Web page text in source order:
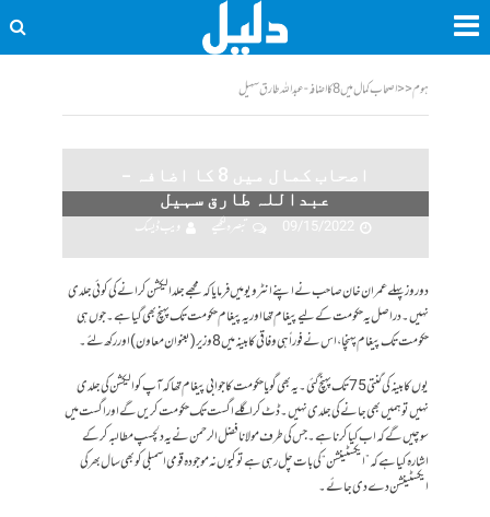
ہوم<<اصحاب کمال میں 8 کا اضافہ - عبداللہ طارق سہیل
اصحاب کمال میں 8 کا اضافہ –
عبداللہ طارق سہیل
09/15/2022
تبصرہ لکھیے ویب ڈیسک
دو روز پہلے عمران خان صاحب نے اپنے انٹرویو میں فرمایا کہ مجھے جلد الیکشن کرانے کی کوئی جلدی
نہیں۔ دراصل یہ حکومت کے لیے پیغام تھا اور یہ پیغام حکومت تک پہنچ بھی گیا ہے۔ جوں ہی
حکومت تک پیغام پہنچا، اس نے فوراً ہی وفاقی کابینہ میں 8 وزیر (بعنوان معاون) اور رکھ لئے۔
یوں کابینہ کی گنتی 75 تک پہنچ گئی۔ یہ بھی گویا حکومت کا جوابی پیغام تھا کہ آپ کو الیکشن کی جلدی
نہیں تو ہمیں بھی جانے کی جلدی نہیں۔ ڈٹ کر اگلے اگست تک حکومت کریں گے اور اگست میں
سوچیں گے کہ اب کیا کرنا ہے۔ جس کی طرف مولانا فضل الرحمن نے یہ دلچسپ مطالبہ کر کے
اشارہ کیا ہے کہ ”ایکسٹینشن“ کی بات چل رہی ہے تو کیوں نہ موجودہ قومی اسمبلی کو بھی سال بھر کی
ایکسٹینشن دے دی جائے۔